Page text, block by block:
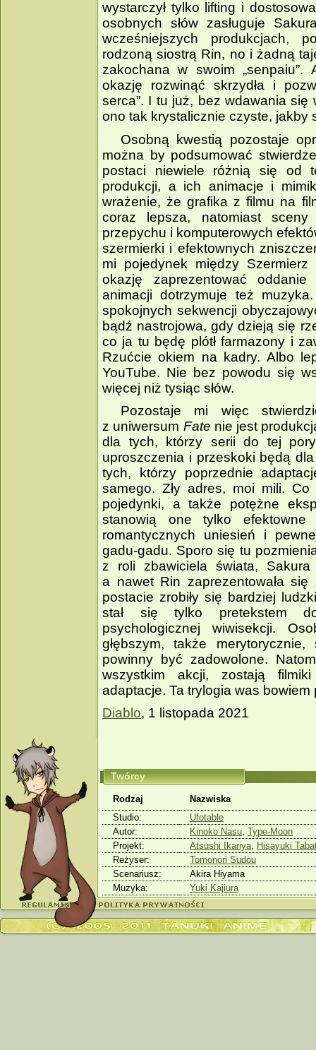
wystarczył tylko lifting i
osobnych słów zasługuje
wcześniejszych produkcjach,
rodzoną siostrą Rin, no i żadną
zakochana w swoim
okazję rozwinąć skrzydła i
serca”. I tu już, bez wdawania się
ono tak krystalicznie czyste, jakby
Osobną kwestią pozostaje
można by podsumować
postaci niewiele różnią się od
produkcji, a ich animacje i
wrażenie, że grafika z filmu na
coraz lepsza, natomiast
przepychu i komputerowych
szermierki i efektownych
mi pojedynek między
okazję zaprezentować
animacji dotrzymuje też
spokojnych sekwencji
bądź nastrojowa, gdy dzieją się
co ja tu będę plótł farmazony i
Rzućcie okiem na kadry. Albo
YouTube. Nie bez powodu się
więcej niż tysiąc słów.
Pozostaje mi więc
z uniwersum Fate nie jest
dla tych, którzy serii do tej
uproszczenia i przeskoki będą
tych, którzy poprzednie
samego. Zły adres, moi mili.
pojedynki, a także potężne
stanowią one tylko efektowne
romantycznych uniesień i
gadu­‑gadu. Sporo się tu
z roli zbawiciela świata,
a nawet Rin zaprezentowała
postacie zrobiły się bardziej
stał się tylko pretekstem
psychologicznej wiwisekcji.
głębszym, także
powinny być zadowolone.
wszystkim akcji, zostają
adaptacje. Ta trylogia was bowiem
Diablo, 1 listopada 2021
Twórcy
Rodzaj
Nazwiska
Studio:
Ufotable
Autor:
Kinoko Nasu, Type-Moon
Projekt:
Atsushi Ikariya, Hisayuki
Reżyser:
Tomonori Sudou
Scenariusz:
Akira Hiyama
Muzyka:
Yuki Kajiura